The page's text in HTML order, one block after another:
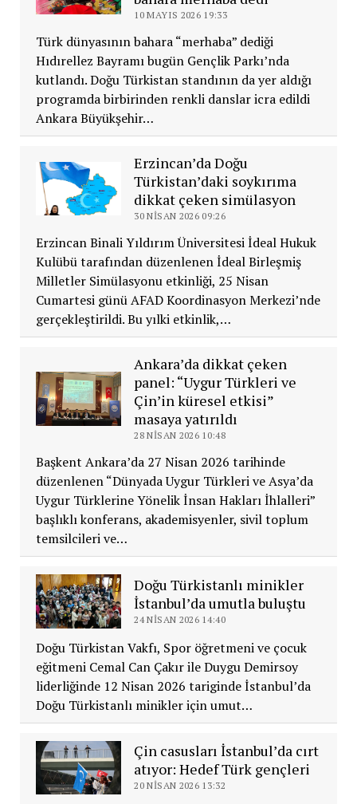
10 MAYIS 2026 19:33
Türk dünyasının bahara “merhaba” dediği
Hıdırellez Bayramı bugün Gençlik Parkı’nda
kutlandı. Doğu Türkistan standının da yer aldığı
programda birbirinden renkli danslar icra edildi
Ankara Büyükşehir…
Erzincan’da Doğu
Türkistan’daki soykırıma
dikkat çeken simülasyon
30 NISAN 2026 09:26
Erzincan Binali Yıldırım Üniversitesi İdeal Hukuk
Kulübü tarafından düzenlenen İdeal Birleşmiş
Milletler Simülasyonu etkinliği, 25 Nisan
Cumartesi günü AFAD Koordinasyon Merkezi’nde
gerçekleştirildi. Bu yılki etkinlik,…
Ankara’da dikkat çeken
panel: “Uygur Türkleri ve
Çin’in küresel etkisi”
masaya yatırıldı
28 NISAN 2026 10:48
Başkent Ankara’da 27 Nisan 2026 tarihinde
düzenlenen “Dünyada Uygur Türkleri ve Asya’da
Uygur Türklerine Yönelik İnsan Hakları İhlalleri”
başlıklı konferans, akademisyenler, sivil toplum
temsilcileri ve…
Doğu Türkistanlı minikler
İstanbul’da umutla buluştu
24 NISAN 2026 14:40
Doğu Türkistan Vakfı, Spor öğretmeni ve çocuk
eğitmeni Cemal Can Çakır ile Duygu Demirsoy
liderliğinde 12 Nisan 2026 tariginde İstanbul’da
Doğu Türkistanlı minikler için umut…
Çin casusları İstanbul’da cırt
atıyor: Hedef Türk gençleri
20 NISAN 2026 13:32